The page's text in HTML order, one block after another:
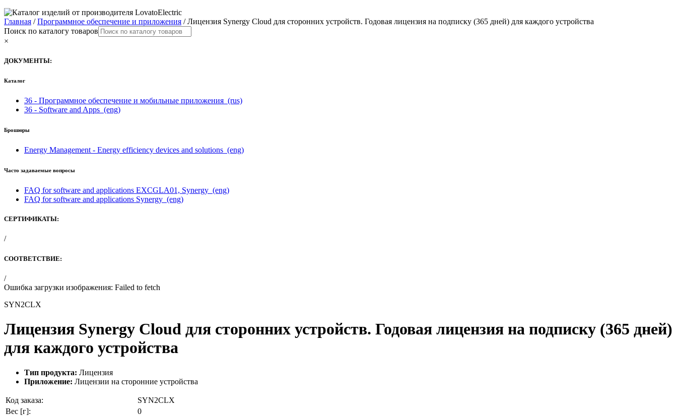
Главная /Программное обеспечение и приложения / Лицензия Synergy Cloud для сторонних устройств. Годовая лицензия на подписку (365 дней) для каждого устройства
Поиск по каталогу товаров
×
ДОКУМЕНТЫ:
Каталог
36 - Программное обеспечение и мобильные приложения (rus)
36 - Software and Apps (eng)
Брошюры
Energy Management - Energy efficiency devices and solutions (eng)
Часто задаваемые вопросы
FAQ for software and applications EXCGLA01, Synergy (eng)
FAQ for software and applications Synergy (eng)
СЕРТИФИКАТЫ:
/
СООТВЕТСТВИЕ:
/
Ошибка загрузки изображения: Failed to fetch
SYN2CLX
Лицензия Synergy Cloud для сторонних устройств. Годовая лицензия на подписку (365 дней)
для каждого устройства
Тип продукта: Лицензия
Приложение: Лицензии на сторонние устройства
Код заказа:
SYN2CLX
Вес [г]:
0